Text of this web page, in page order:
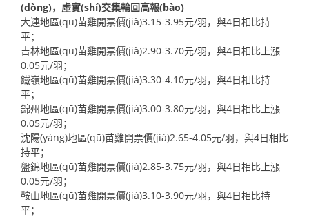
(dòng)，虛實(shí)交集輪回高報(bào)
大連地區(qū)苗雞開票價(jià)3.15-3.95元/羽，與4日相比持
平；
吉林地區(qū)苗雞開票價(jià)2.90-3.70元/羽，與4日相比上漲
0.05元/羽；
鐵嶺地區(qū)苗雞開票價(jià)3.30-4.10元/羽，與4日相比持
平；
錦州地區(qū)苗雞開票價(jià)3.00-3.80元/羽，與4日相比上漲
0.05元/羽；
沈陽(yáng)地區(qū)苗雞開票價(jià)2.65-4.05元/羽，與4日相比
持平；
盤錦地區(qū)苗雞開票價(jià)2.85-3.75元/羽，與4日相比上漲
0.05元/羽；
鞍山地區(qū)苗雞開票價(jià)3.10-3.90元/羽，與4日相比持
平；